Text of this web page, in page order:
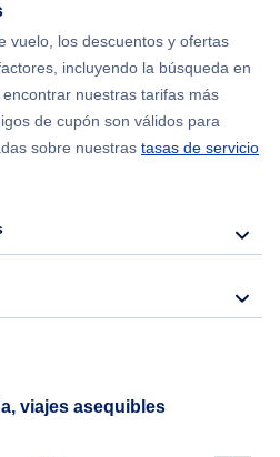
vuelo, los descuentos y ofertas
incluyendo la búsqueda en
nuestras tarifas más
de cupón son válidos para
sobre nuestras tasas de servicio
viajes asequibles